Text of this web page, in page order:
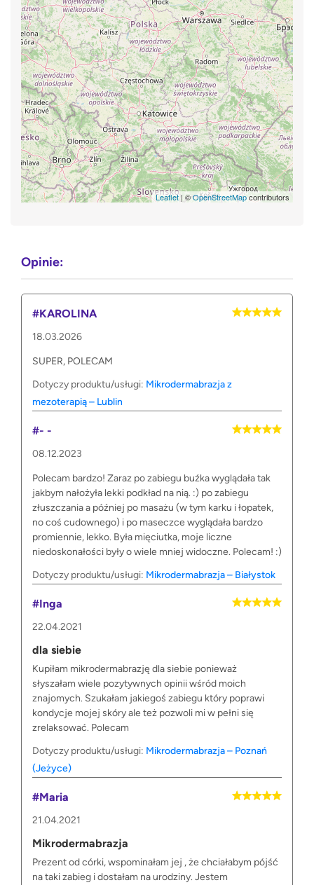
Leaflet | ©OpenStreetMapcontributors
Opinie:
#KAROLINA
18.03.2026
SUPER, POLECAM
Dotyczy produktu/usługi: Mikrodermabrazja z
mezoterapią – Lublin
#- -
08.12.2023
Polecam bardzo! Zaraz po zabiegu buźka wyglądała tak
jakbym nałożyła lekki podkład na nią. :) po zabiegu
złuszczania a później po masażu (w tym karku i łopatek,
no coś cudownego) i po maseczce wyglądała bardzo
promiennie, lekko. Była mięciutka, moje liczne
niedoskonałości były o wiele mniej widoczne. Polecam! :)
Dotyczy produktu/usługi: Mikrodermabrazja – Białystok
#Inga
22.04.2021
dla siebie
Kupiłam mikrodermabrazję dla siebie ponieważ
słyszałam wiele pozytywnych opinii wśród moich
znajomych. Szukałam jakiegoś zabiegu który poprawi
kondycje mojej skóry ale też pozwoli mi w pełni się
zrelaksować. Polecam
Dotyczy produktu/usługi: Mikrodermabrazja – Poznań
(Jeżyce)
#Maria
21.04.2021
Mikrodermabrazja
Prezent od córki, wspominałam jej , że chciałabym pójść
na taki zabieg i dostałam na urodziny. Jestem